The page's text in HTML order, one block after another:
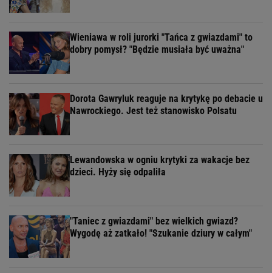
Wieniawa w roli jurorki "Tańca z gwiazdami" to
dobry pomysł? "Będzie musiała być uważna"
Dorota Gawryluk reaguje na krytykę po debacie u
Nawrockiego. Jest też stanowisko Polsatu
Lewandowska w ogniu krytyki za wakacje bez
dzieci. Hyży się odpaliła
"Taniec z gwiazdami" bez wielkich gwiazd?
Wygodę aż zatkało! "Szukanie dziury w całym"